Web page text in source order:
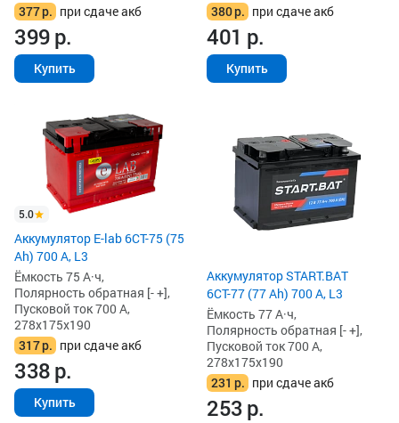
377р. при сдаче акб
399р.
Купить
380р. при сдаче акб
401 р.
Купить
5.0
Аккумулятор E-lab 6СТ-75 (75
Ah) 700 А, L3
Ёмкость 75 А·ч,
Полярность обратная [- +],
Пусковой ток 700 А,
278x175x190
317р. при сдаче акб
338р.
Купить
Аккумулятор START.BAT
6СТ-77 (77 Ah) 700 А, L3
Ёмкость 77 А·ч,
Полярность обратная [- +],
Пусковой ток 700 А,
278x175x190
231 р. при сдаче акб
253р.